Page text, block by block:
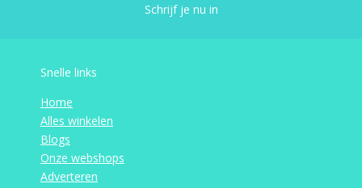
Schrijf je nu in
Snelle links
Home
Alles winkelen
Blogs
Onze webshops
Adverteren